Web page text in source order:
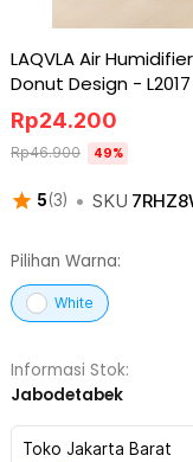
LAQVLA Air
Donut Design - L2017
5(3) • SKU
Rp24.200
Rp46.900 49%
Pilihan Warna:
White
Informasi Stok:
Jabodetabek
Toko Jakarta Barat